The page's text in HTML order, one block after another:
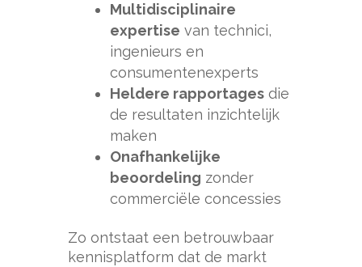
Multidisciplinaire
expertise van technici,
ingenieurs en
consumentenexperts
Heldere rapportages die
de resultaten inzichtelijk
maken
Onafhankelijke
beoordeling zonder
commerciële concessies
Zo ontstaat een betrouwbaar
kennisplatform dat de markt